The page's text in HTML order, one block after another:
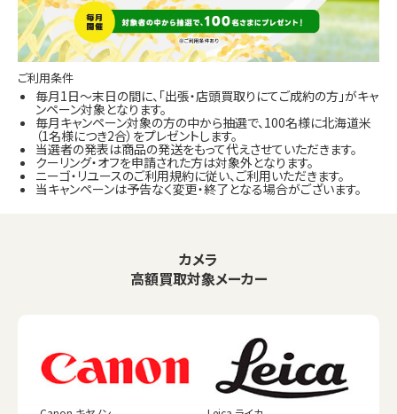
ご利用条件
毎月1日～末日の間に、「出張・店頭買取りにてご成約の方」がキャ
ンペーン対象となります。
毎月キャンペーン対象の方の中から抽選で、100名様に北海道米
（1名様につき2合）をプレゼントします。
当選者の発表は商品の発送をもって代えさせていただきます。
クーリング・オフを申請された方は対象外となります。
ニーゴ・リユースのご利用規約に従い、ご利用いただきます。
当キャンペーンは予告なく変更・終了となる場合がございます。
カメラ
高額買取対象メーカー